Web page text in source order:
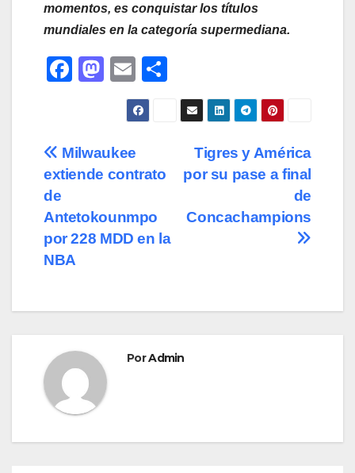
momentos, es conquistar los títulos
mundiales en la categoría supermediana.
F
e
b
o
k
M
o
d
n
E
m
ail
o
m
ar
Navegación
de
entradas
Tigres y América
por su pase a final
de
Concachampions
Milwaukee
extiende contrato
de
Antetokounmpo
por 228 MDD en la
NBA
PorAdmin